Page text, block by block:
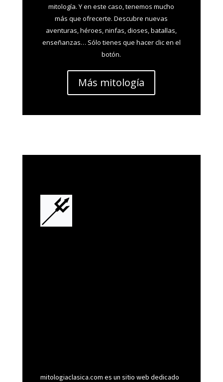
mitología. Y en este caso, tenemos mucho
más que ofrecerte. Descubre nuevas
aventuras, héroes, ninfas, dioses, batallas,
enseñanzas… Sólo tienes que hacer clic en el
botón.
Más mitología
mitologiaclasica.com es un sitio web dedicado